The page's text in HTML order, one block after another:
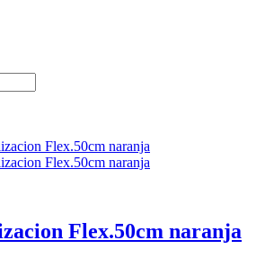
Flex.50cm naranja